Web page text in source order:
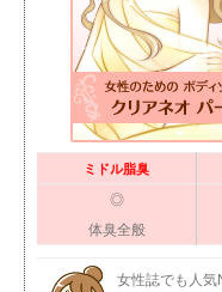
ミドル脂臭
◎
体臭全般
女性誌でも人